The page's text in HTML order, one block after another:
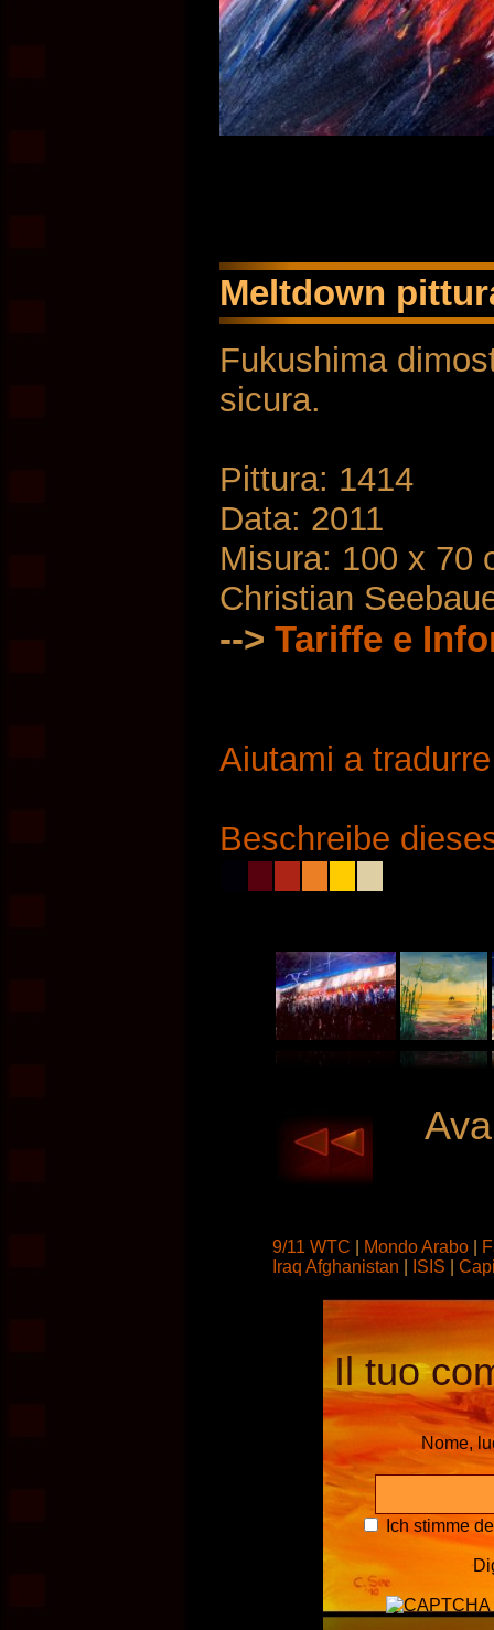
Meltdown
Fukushima
sicura.
Pittura: 1414
Data: 2011
Misura: 100 x 70
Christian
--> Tariffe e
Aiutami a
Beschreibe
9/11 WTC Mondo Arabo
Iraq Afghanistan
ISIS
Il tuo
Nome,
Ich stimme